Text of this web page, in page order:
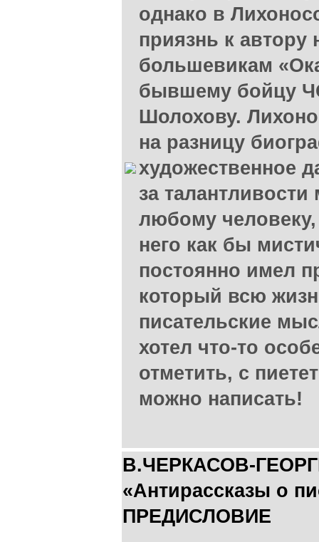
однако в
приязнь к автору
большевикам
бывшему бойцу
Шолохову.
на разницу
художественное
за
любому
него как бы
постоянно имел
который всю
писательские
хотел что-то
отметить, с
можно написать!
В.ЧЕРКАСОВ-
«Антирассказы о
ПРЕДИСЛОВИЕ